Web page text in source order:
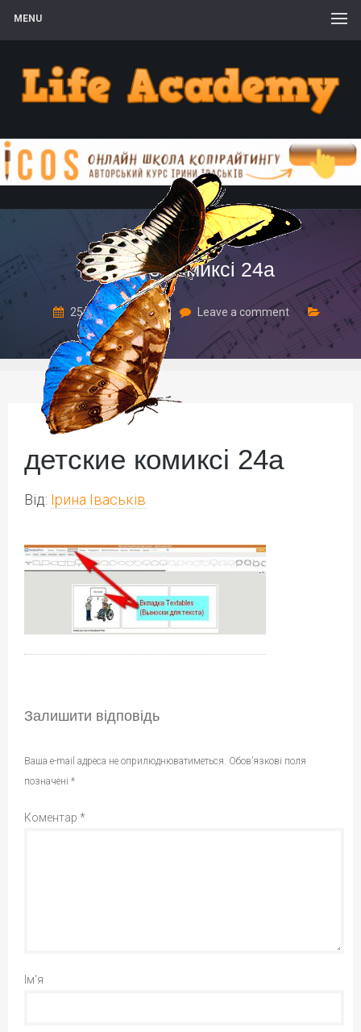
MENU
детские комиксі 24а
25 Вересня, 2020 Leave a comment
детские комиксі 24а
Від: Ірина Іваськів
Залишити відповідь
Ваша e-mail адреса не оприлюднюватиметься. Обов’язкові поля
позначені *
Коментар *
Ім'я